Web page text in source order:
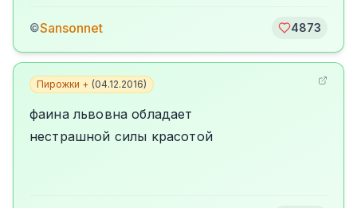
©Sansonnet 4873
Пирожки + (04.12.2016)
фаина львовна обладает
нестрашной силы красотой